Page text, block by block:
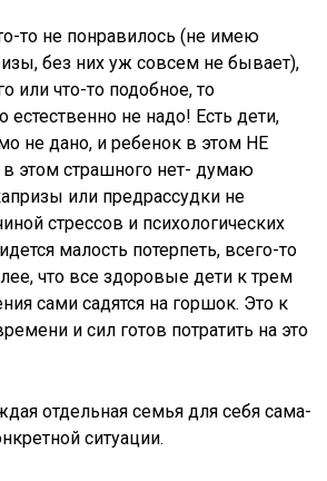
то не понравилось (не имею
без них уж совсем не бывает),
или что-то подобное, то
естественно не надо! Есть дети,
не дано, и ребенок в этом НЕ
этом страшного нет- думаю
или предрассудки не
стрессов и психологических
малость потерпеть, всего-то
что все здоровые дети к трем
сами садятся на горшок. Это к
и сил готов потратить на это
отдельная семья для себя сама-
ситуации.